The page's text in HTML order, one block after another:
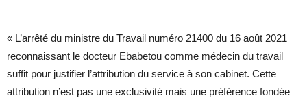
« L’arrêté du ministre du Travail numéro 21400 du 16 août 2021
reconnaissant le docteur Ebabetou comme médecin du travail
suffit pour justifier l’attribution du service à son cabinet. Cette
attribution n’est pas une exclusivité mais une préférence fondée